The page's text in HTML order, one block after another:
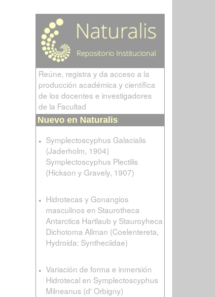
Reúne, registra y da acceso a la
producción académica y científica
de los docentes e investigadores
de la Facultad
Nuevo en Naturalis
Symplectoscyphus Galacialis
(Jaderholm, 1904)
Symplectoscyphus Plectilis
(Hickson y Gravely, 1907)
Hidrotecas y Gonangios
masculinos en Staurotheca
Antarctica Hartlaub y Stauroyheca
Dichotoma Allman (Coelentereta,
Hydroida: Syntheciidae)
Variación de forma e inmersión
Hidrotecal en Symplectoscyphus
Milneanus (d' Orbigny)